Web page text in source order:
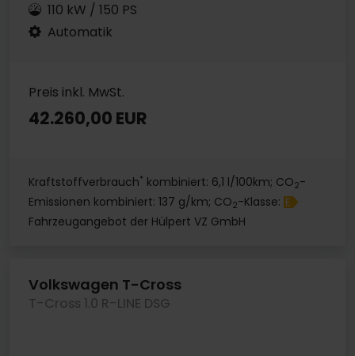
110 kW / 150 PS
Automatik
Preis inkl. MwSt.
42.260,00 EUR
Kraftstoffverbrauch* kombiniert: 6,1 l/100km; CO2-
Emissionen kombiniert: 137 g/km; CO2-Klasse: E
Fahrzeugangebot der Hülpert VZ GmbH
Volkswagen T-Cross
T-Cross 1.0 R-LINE DSG